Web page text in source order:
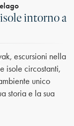
intorno a
escursioni nella
isole circostanti,
unico
storia e la sua